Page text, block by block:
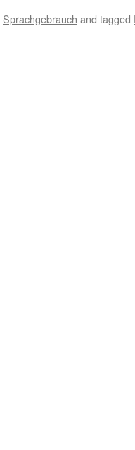
Sprachgebrauch and tagged